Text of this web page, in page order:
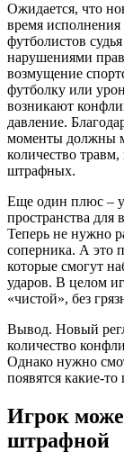
Ожидается, что
время
футболистов
нарушениями
возмущение
футболку или
возникают
давление.
моменты должны
количество
штрафных.
Еще один плюс –
пространства
Теперь не нужно
соперника. А это
которые смогут
ударов. В целом
«чистой», без
Вывод. Новый
количество
Однако нужно
появятся какие-
Игрок
штрафной